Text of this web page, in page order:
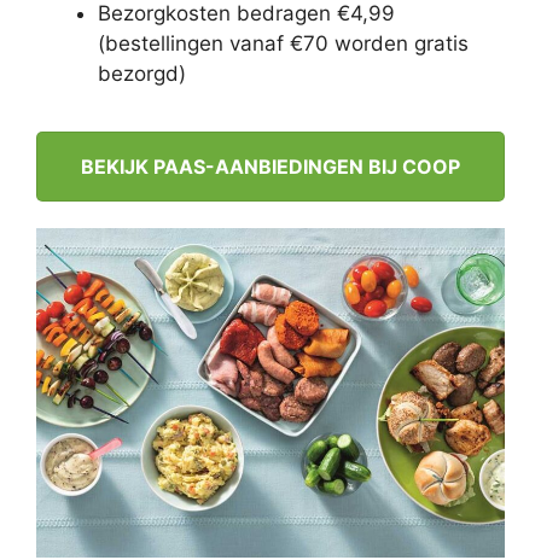
Bezorgkosten bedragen €4,99
(bestellingen vanaf €70 worden gratis
bezorgd)
BEKIJK PAAS-AANBIEDINGEN BIJ COOP